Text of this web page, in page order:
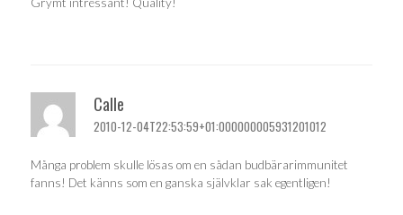
Grymt intressant! Quality!
Calle
2010-12-04T22:53:59+01:000000005931201012
Många problem skulle lösas om en sådan budbärarimmunitet
fanns! Det känns som en ganska självklar sak egentligen!